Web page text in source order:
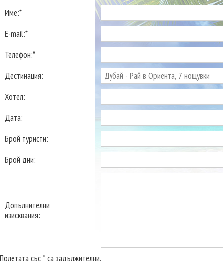
Име:*
E-mail:*
Телефон:*
Дестинация:
Хотел:
Дата:
Брой туристи:
Брой дни:
Допълнителни
изисквания:
Полетата със * са задължителни.